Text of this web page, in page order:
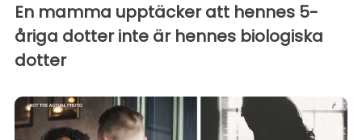
En mamma upptäcker att hennes 5-
åriga dotter inte är hennes biologiska
dotter